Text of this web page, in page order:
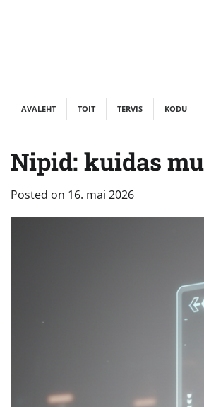
AVALEHT TOIT TERVIS KODU
Nipid: kuidas
Posted on 16. mai 2026